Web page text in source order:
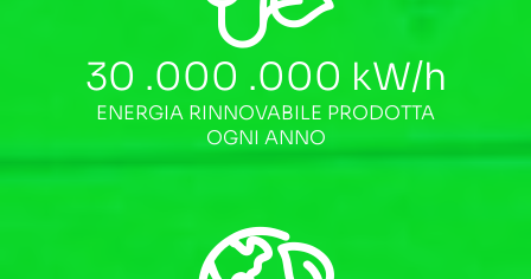
30 .000 .000 kW/h
ENERGIA RINNOVABILE PRODOTTA
OGNI ANNO